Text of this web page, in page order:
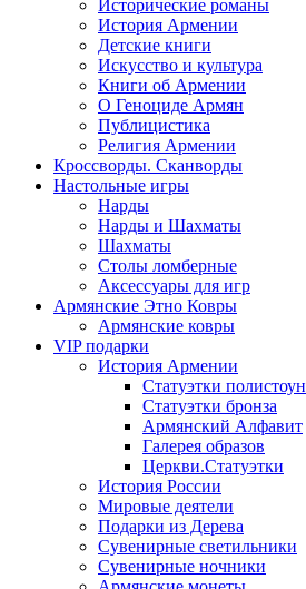
Исторические романы
История Армении
Детские книги
Иcкусство и культура
Книги об Армении
О Геноциде Армян
Публицистика
Религия Армении
Кроссворды. Сканворды
Настольные игры
Нарды
Нарды и Шахматы
Шахматы
Столы ломберные
Аксессуары для игр
Армянские Этно Ковры
Армянские ковры
VIP подарки
История Армении
Статуэтки полистоун
Статуэтки бронза
Армянский Алфавит
Галерея образов
Церкви.Статуэтки
История России
Мировые деятели
Подарки из Дерева
Сувенирные светильники
Сувенирные ночники